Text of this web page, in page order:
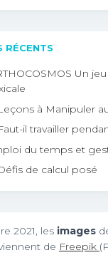
RÉCENTS
Un
à Manipuler
il travailler
du temps et
de calcul posé
2021, les images
de Freepik